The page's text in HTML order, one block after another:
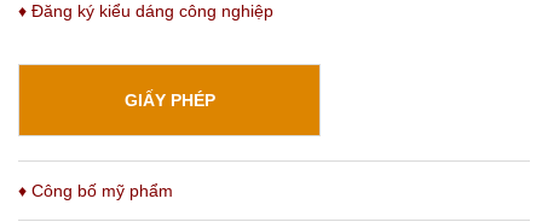
♦ Đăng ký kiểu dáng công nghiệp
GIẤY PHÉP
♦ Công bố mỹ phẩm